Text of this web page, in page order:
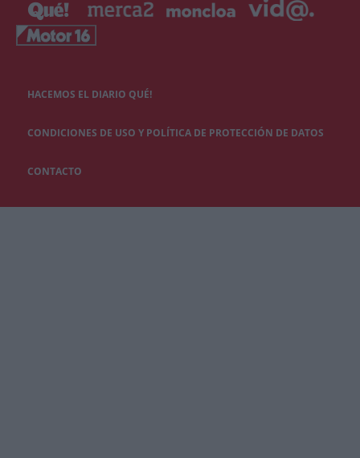
HACEMOS EL DIARIO QUÉ!
CONDICIONES DE USO Y POLÍTICA DE PROTECCIÓN DE DATOS
CONTACTO